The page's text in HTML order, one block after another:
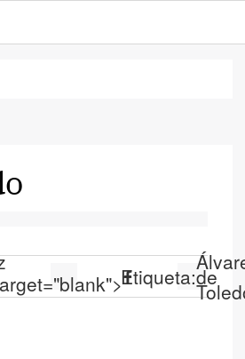
Etiqueta:de